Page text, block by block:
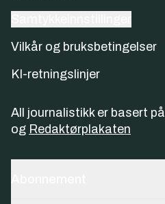
Vilkår og bruksbetingelser
KI-retningslinjer
All journalistikk er basert på
og Redaktørplakaten